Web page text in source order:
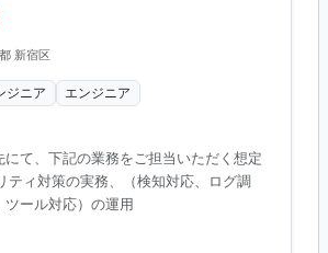
新宿区
ジニア エンジニア
て、下記の業務をご担当いただく想定
ティ対策の実務、（検知対応、ログ調
ール対応）の運用